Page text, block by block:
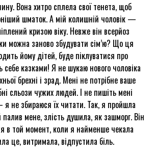
Вона хитро сплела свої тенета, щоб
шматок. А мій колишній чоловік —
кризою віку. Невже він всерйоз
можна заново збудувати сім’ю? Що ця
йому дітей, буде піклуватися про
себе казками! Я не шукаю нового чоловіка
брехні і зрад. Мені не потрібне ваше
сльози чужих людей. І не пишіть мені
не збираюся їх читати. Так, я пройшла
палив мене, злість душила, як зашморг. Він
в той момент, коли я найменше чекала
це, витримала, відпустила біль.